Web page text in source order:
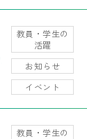
教員・学生の
活躍
お知らせ
イベント
教員・学生の